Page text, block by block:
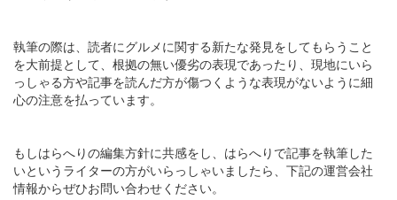
執筆の際は、読者にグルメに関する新たな発見をしてもらうこと
を大前提として、根拠の無い優劣の表現であったり、現地にいら
っしゃる方や記事を読んだ方が傷つくような表現がないように細
心の注意を払っています。
もしはらへりの編集方針に共感をし、はらへりで記事を執筆した
いというライターの方がいらっしゃいましたら、下記の運営会社
情報からぜひお問い合わせください。